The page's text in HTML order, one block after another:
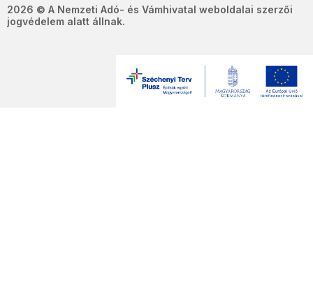
2026 © A Nemzeti Adó- és Vámhivatal weboldalai szerzői
jogvédelem alatt állnak.